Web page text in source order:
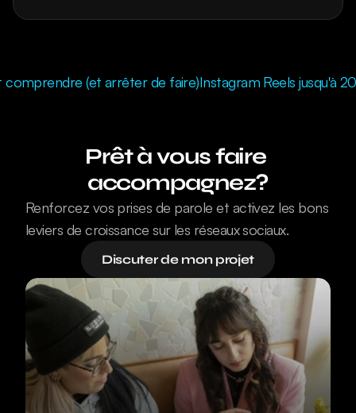
comprendre (et arrêter de faire)Instagram Reels jusqu'à
Prêt à vous faire
accompagnez?
Renforcez vos prises de parole et activez les bons
leviers de croissance sur les réseaux sociaux.
Discuter de mon projet